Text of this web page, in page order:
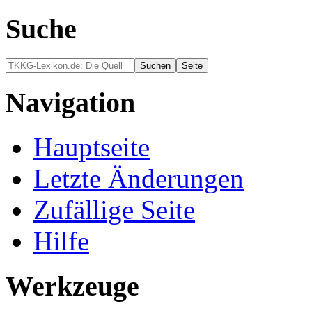
Suche
Navigation
Hauptseite
Letzte Änderungen
Zufällige Seite
Hilfe
Werkzeuge